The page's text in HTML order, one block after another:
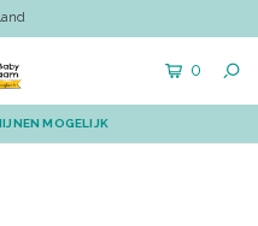
0
MOGELIJK